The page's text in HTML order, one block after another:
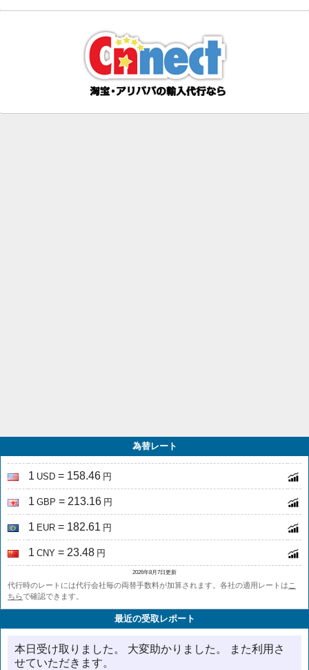
為替レート
1 USD = 158.46 円
1 GBP = 213.16 円
1 EUR = 182.61 円
1 CNY = 23.48 円
2026年8月7日更新
代行時のレートには代行会社毎の両替手数料が加算されます。各社の適用レートはこ
ちらで確認できます。
最近の受取レポート
本日受け取りました。 大変助かりました。 また利用さ
せていただきます。